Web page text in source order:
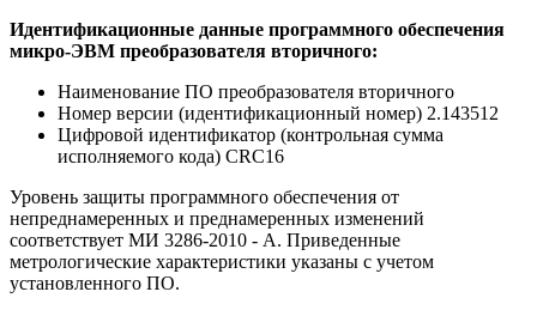
Идентификационные данные программного обеспечения
микро-ЭВМ преобразователя вторичного:
Наименование ПО преобразователя вторичного
Номер версии (идентификационный номер) 2.143512
Цифровой идентификатор (контрольная сумма
исполняемого кода) CRC16
Уровень защиты программного обеспечения от
непреднамеренных и преднамеренных изменений
соответствует МИ 3286-2010 - А. Приведенные
метрологические характеристики указаны с учетом
установленного ПО.